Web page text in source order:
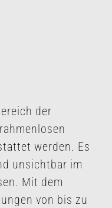
der
werden. Es
unsichtbar im
Mit dem
von bis zu